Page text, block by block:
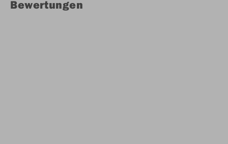
Bewertungen